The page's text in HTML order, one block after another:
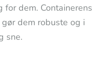
for dem. Containerens
dem robuste og i
sne.